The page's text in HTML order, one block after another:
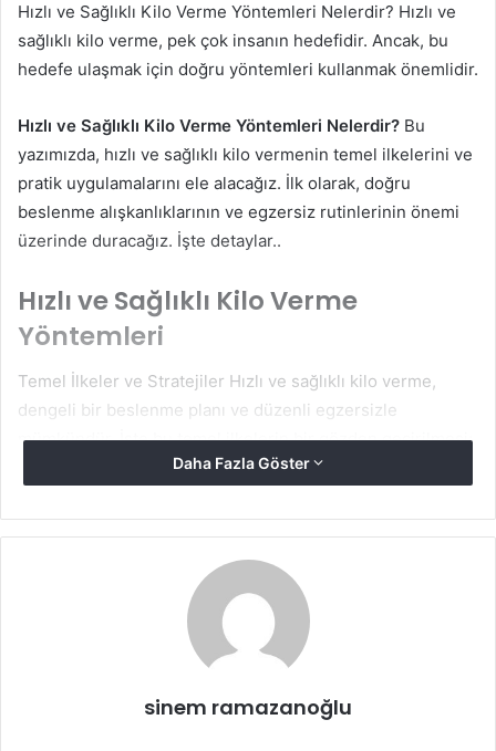
Hızlı ve Sağlıklı Kilo Verme Yöntemleri Nelerdir? Hızlı ve
sağlıklı kilo verme, pek çok insanın hedefidir. Ancak, bu
hedefe ulaşmak için doğru yöntemleri kullanmak önemlidir.
Hızlı ve Sağlıklı Kilo Verme Yöntemleri Nelerdir? Bu
yazımızda, hızlı ve sağlıklı kilo vermenin temel ilkelerini ve
pratik uygulamalarını ele alacağız. İlk olarak, doğru
beslenme alışkanlıklarının ve egzersiz rutinlerinin önemi
üzerinde duracağız. İşte detaylar..
Hızlı ve Sağlıklı Kilo Verme
Yöntemleri
Temel İlkeler ve Stratejiler Hızlı ve sağlıklı kilo verme,
dengeli bir beslenme planı ve düzenli egzersizle
mümkündür. İşte bu temel ilkelerin bir gözden geçirilmesi:
Hızlı kilo verme yolunda en önemli adımlardan biri, dengeli
bir beslenme planı oluşturmaktır. Bu plan, vücudun ihtiyaç
duyduğu temel besin öğelerini içermelidir: protein,
karbonhidrat, yağ, lif, vitaminler ve mineraller. Dengeli bir
diyet, uzun vadede sürdürülebilir kilo kaybını destekler.
Porsiyon Kontrolü
Daha Fazla Göster
sinem ramazanoğlu